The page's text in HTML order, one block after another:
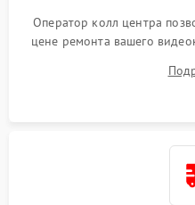
Оператор колл центра
цене ремонта вашего